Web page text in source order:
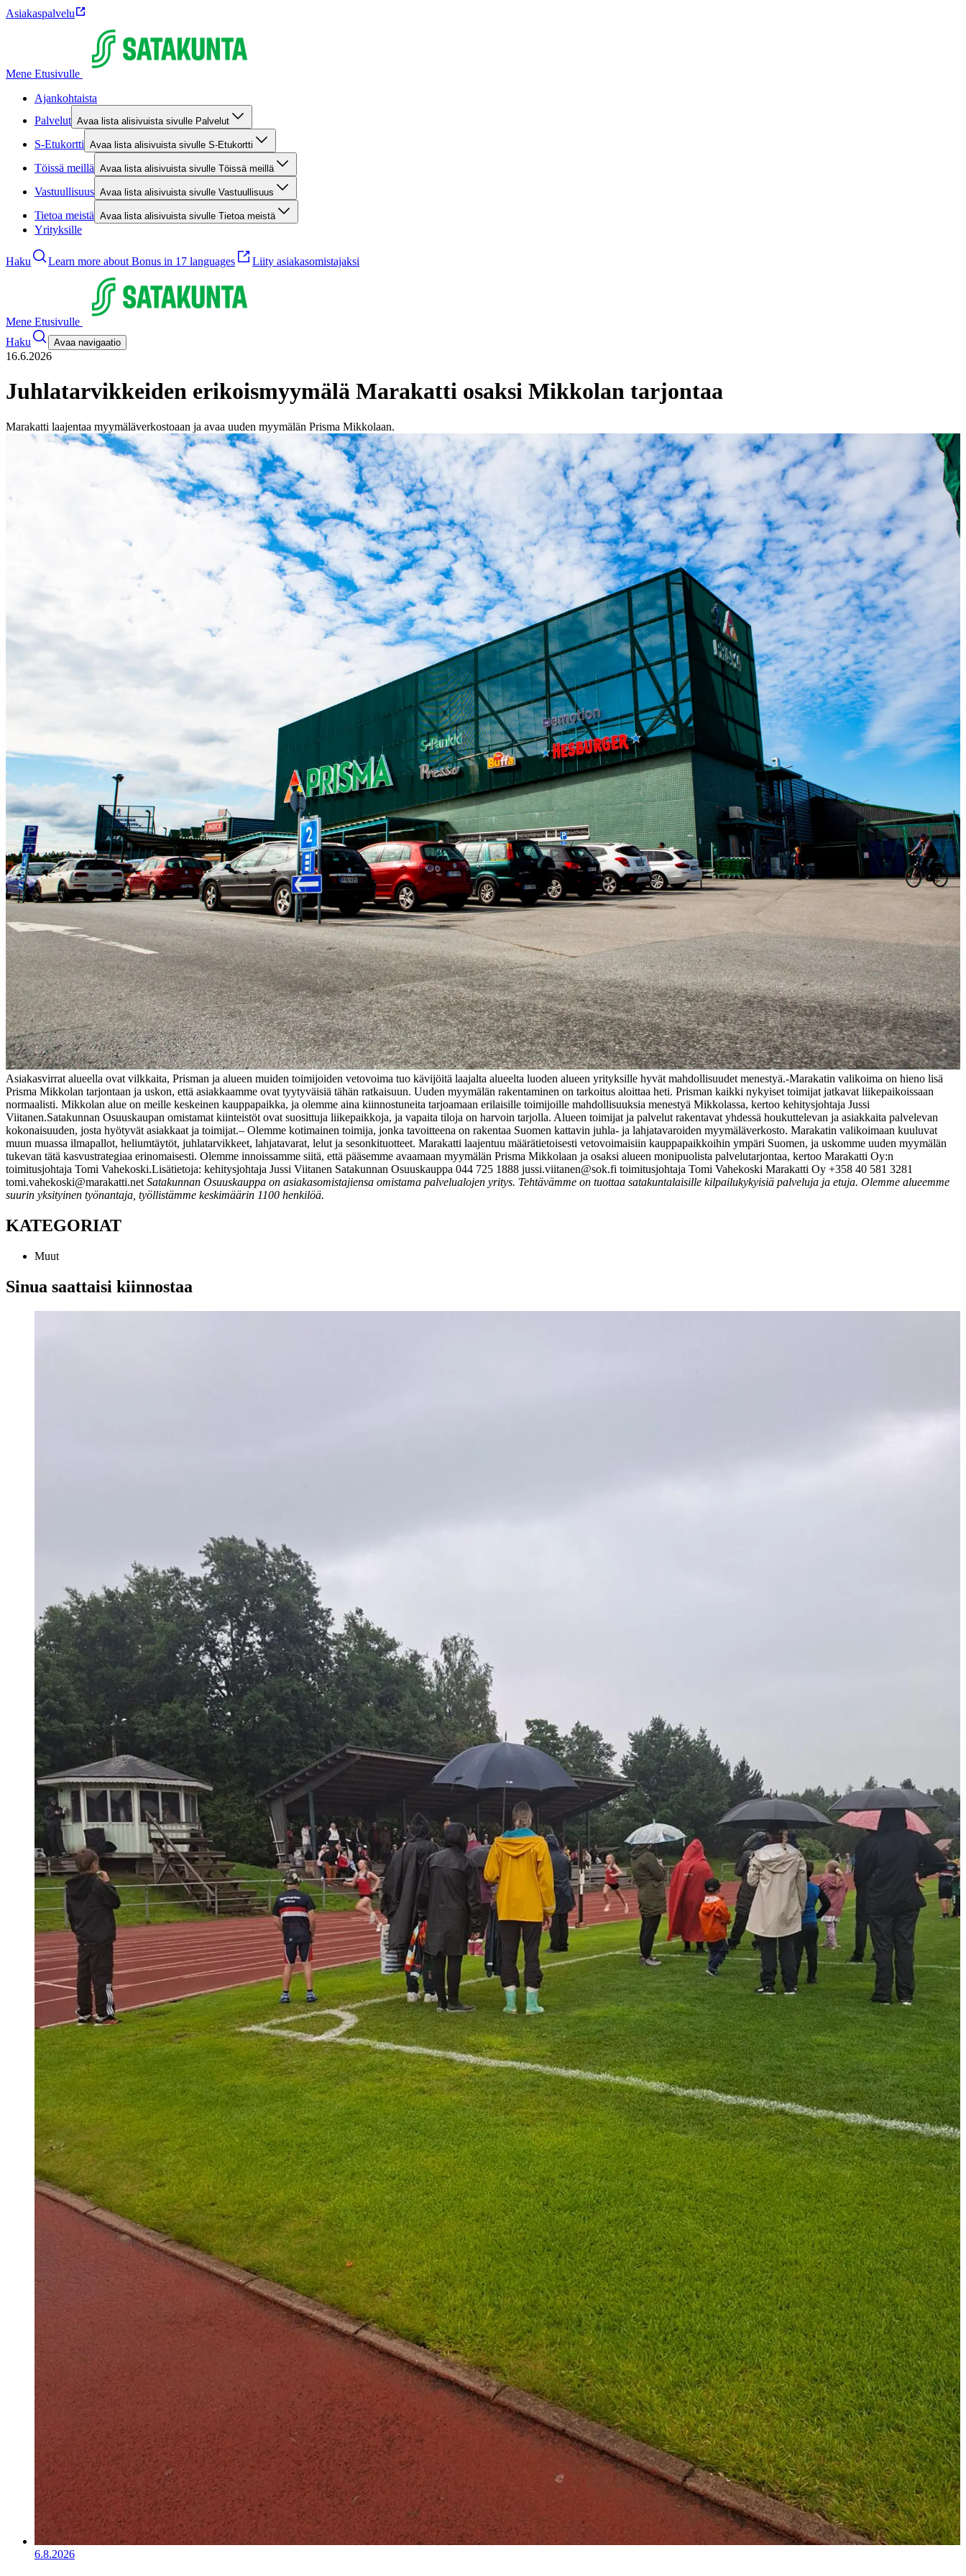
Asiakaspalvelu
Mene Etusivulle
Ajankohtaista
Palvelut Avaa lista alisivuista sivulle Palvelut
S-Etukortti Avaa lista alisivuista sivulle S-Etukortti
Töissä meillä Avaa lista alisivuista sivulle Töissä meillä
Vastuullisuus Avaa lista alisivuista sivulle Vastuullisuus
Tietoa meistä Avaa lista alisivuista sivulle Tietoa meistä
Yrityksille
Haku Learn more about Bonus in 17 languages Liity asiakasomistajaksi
Mene Etusivulle
Haku
Avaa navigaatio
16.6.2026
Juhlatarvikkeiden erikoismyymälä Marakatti osaksi Mikkolan tarjontaa
Marakatti laajentaa myymäläverkostoaan ja avaa uuden myymälän Prisma Mikkolaan.
Asiakasvirrat alueella ovat vilkkaita, Prisman ja alueen muiden toimijoiden vetovoima tuo kävijöitä laajalta alueelta luoden alueen yrityksille hyvät mahdollisuudet menestyä.-Marakatin valikoima on hieno lisä
Prisma Mikkolan tarjontaan ja uskon, että asiakkaamme ovat tyytyväisiä tähän ratkaisuun. Uuden myymälän rakentaminen on tarkoitus aloittaa heti. Prisman kaikki nykyiset toimijat jatkavat liikepaikoissaan
normaalisti. Mikkolan alue on meille keskeinen kauppapaikka, ja olemme aina kiinnostuneita tarjoamaan erilaisille toimijoille mahdollisuuksia menestyä Mikkolassa, kertoo kehitysjohtaja Jussi
Viitanen.Satakunnan Osuuskaupan omistamat kiinteistöt ovat suosittuja liikepaikkoja, ja vapaita tiloja on harvoin tarjolla. Alueen toimijat ja palvelut rakentavat yhdessä houkuttelevan ja asiakkaita palvelevan
kokonaisuuden, josta hyötyvät asiakkaat ja toimijat.– Olemme kotimainen toimija, jonka tavoitteena on rakentaa Suomen kattavin juhla- ja lahjatavaroiden myymäläverkosto. Marakatin valikoimaan kuuluvat
muun muassa ilmapallot, heliumtäytöt, juhlatarvikkeet, lahjatavarat, lelut ja sesonkituotteet. Marakatti laajentuu määrätietoisesti vetovoimaisiin kauppapaikkoihin ympäri Suomen, ja uskomme uuden myymälän
tukevan tätä kasvustrategiaa erinomaisesti. Olemme innoissamme siitä, että pääsemme avaamaan myymälän Prisma Mikkolaan ja osaksi alueen monipuolista palvelutarjontaa, kertoo Marakatti Oy:n
toimitusjohtaja Tomi Vahekoski.Lisätietoja: kehitysjohtaja Jussi Viitanen Satakunnan Osuuskauppa 044 725 1888 jussi.viitanen@sok.fi toimitusjohtaja Tomi Vahekoski Marakatti Oy +358 40 581 3281
tomi.vahekoski@marakatti.net Satakunnan Osuuskauppa on asiakasomistajiensa omistama palvelualojen yritys. Tehtävämme on tuottaa satakuntalaisille kilpailukykyisiä palveluja ja etuja. Olemme alueemme
suurin yksityinen työnantaja, työllistämme keskimäärin 1100 henkilöä.
KATEGORIAT
Muut
Sinua saattaisi kiinnostaa
6.8.2026